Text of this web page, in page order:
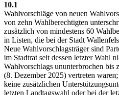
10.1
Wahlvorschläge von neuen
von zehn Wahlberechtigten
zusätzlich von mindestens 60
in Listen, die bei der Stadt
Neue Wahlvorschlagsträger sind
im Stadtrat seit dessen letzter Wahl
Wahlvorschlags ununterbrochen bis
(8. Dezember 2025) vertreten
keine zusätzlichen
letzten Landtagswahl oder bei der